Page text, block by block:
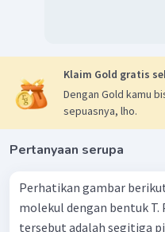
Klaim Gold gratis
Dengan Gold kamu
sepuasnya, lho.
Pertanyaan serupa
Perhatikan gambar berikut. Senyawa XeOF 2
molekul dengan bentuk
tersebut adalah segitiga